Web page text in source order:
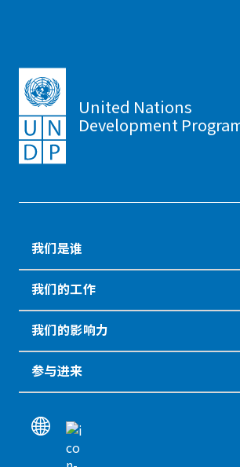
United Nations
Development
我们是谁
我们的工作
我们的影响力
参与进来